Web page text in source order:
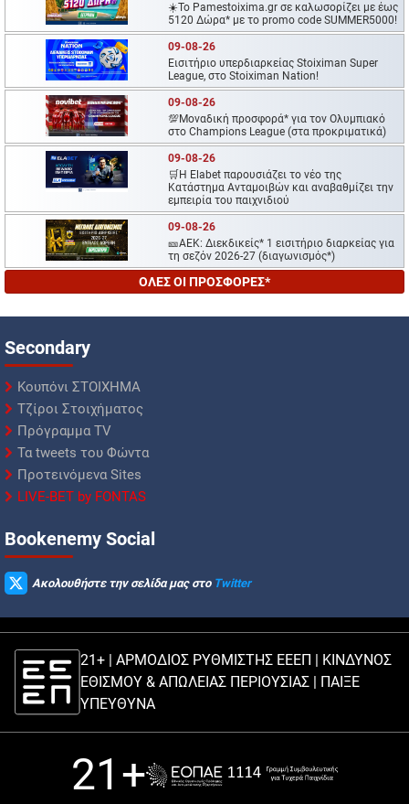
☀️To Pamestoixima.gr σε καλωσορίζει με έως
5120 Δώρα* με το promo code SUMMER5000!
09-08-26
Εισιτήριο υπερδιαρκείας Stoiximan Super
League, στο Stoiximan Nation!
09-08-26
💯Μοναδική προσφορά* για τoν Ολυμπιακό
στο Champions League (στα προκριματικά)
09-08-26
🛒Η Εlabet παρουσιάζει το νέο της
Κατάστημα Ανταμοιβών και αναβαθμίζει την
εμπειρία του παιχνιδιού
09-08-26
🎫ΑΕΚ: Διεκδικείς* 1 εισιτήριο διαρκείας για
τη σεζόν 2026-27 (διαγωνισμός*)
ΟΛΕΣ ΟΙ ΠΡΟΣΦΟΡΕΣ*
Secondary
Κουπόνι ΣΤΟΙΧΗΜΑ
Τζίροι Στοιχήματος
Πρόγραμμα TV
Τα tweets του Φώντα
Προτεινόμενα Sites
LIVE-BET by FONTAS
Βookenemy Social
Ακολουθήστε την σελίδα μας στο Twitter
21+ | ΑΡΜΟΔΙΟΣ ΡΥΘΜΙΣΤΗΣ ΕΕΕΠ | ΚΙΝΔΥΝΟΣ
ΕΘΙΣΜΟΥ & ΑΠΩΛΕΙΑΣ ΠΕΡΙΟΥΣΙΑΣ |
ΠΑΙΞΕ
ΥΠΕΥΘΥΝΑ
21+